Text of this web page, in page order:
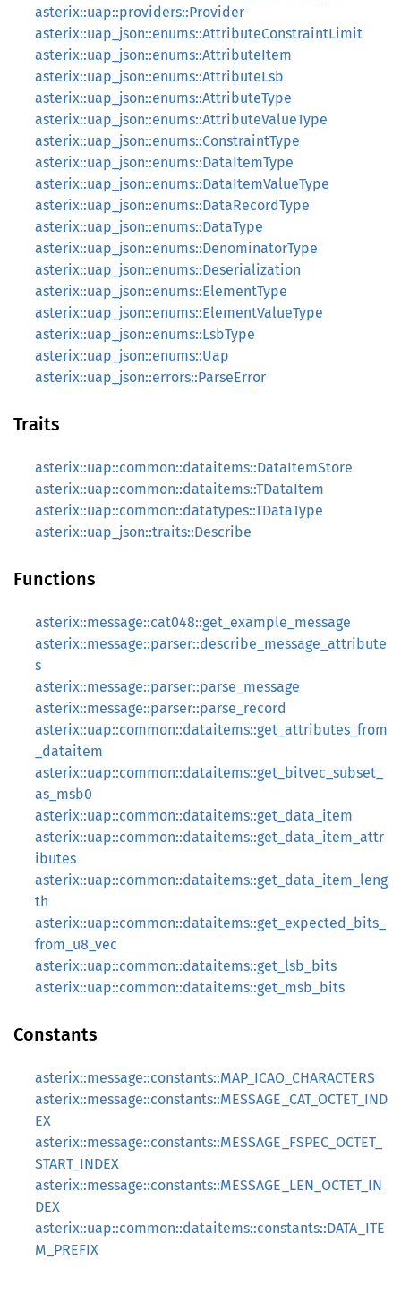
asterix::uap::providers::Provider
asterix::uap_json::enums::AttributeConstraintLimit
asterix::uap_json::enums::AttributeItem
asterix::uap_json::enums::AttributeLsb
asterix::uap_json::enums::AttributeType
asterix::uap_json::enums::AttributeValueType
asterix::uap_json::enums::ConstraintType
asterix::uap_json::enums::DataItemType
asterix::uap_json::enums::DataItemValueType
asterix::uap_json::enums::DataRecordType
asterix::uap_json::enums::DataType
asterix::uap_json::enums::DenominatorType
asterix::uap_json::enums::Deserialization
asterix::uap_json::enums::ElementType
asterix::uap_json::enums::ElementValueType
asterix::uap_json::enums::LsbType
asterix::uap_json::enums::Uap
asterix::uap_json::errors::ParseError
Traits
asterix::uap::common::dataitems::DataItemStore
asterix::uap::common::dataitems::TDataItem
asterix::uap::common::datatypes::TDataType
asterix::uap_json::traits::Describe
Functions
asterix::message::cat048::get_example_message
asterix::message::parser::describe_message_attribute
s
asterix::message::parser::parse_message
asterix::message::parser::parse_record
asterix::uap::common::dataitems::get_attributes_from
_dataitem
asterix::uap::common::dataitems::get_bitvec_subset_
as_msb0
asterix::uap::common::dataitems::get_data_item
asterix::uap::common::dataitems::get_data_item_attr
ibutes
asterix::uap::common::dataitems::get_data_item_leng
th
asterix::uap::common::dataitems::get_expected_bits_
from_u8_vec
asterix::uap::common::dataitems::get_lsb_bits
asterix::uap::common::dataitems::get_msb_bits
Constants
asterix::message::constants::MAP_ICAO_CHARACTERS
asterix::message::constants::MESSAGE_CAT_OCTET_IND
EX
asterix::message::constants::MESSAGE_FSPEC_OCTET_
START_INDEX
asterix::message::constants::MESSAGE_LEN_OCTET_IN
DEX
asterix::uap::common::dataitems::constants::DATA_ITE
M_PREFIX